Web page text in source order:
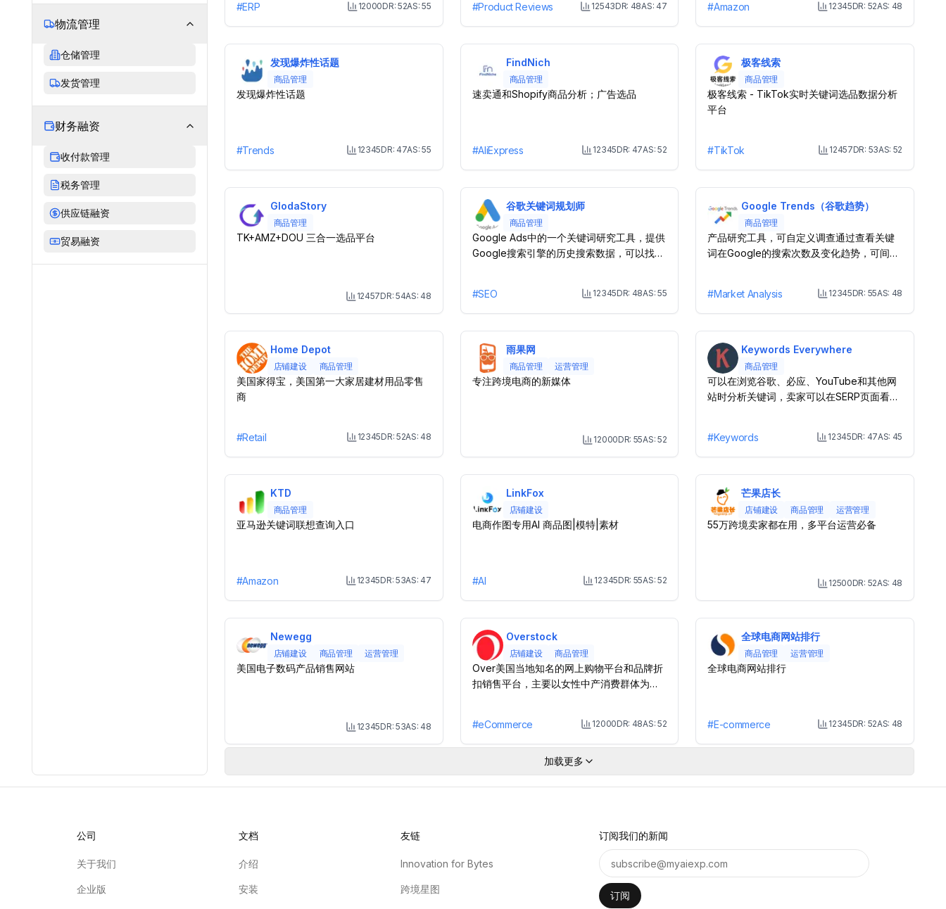
物流管理
仓储管理
发货管理
财务融资
收付款管理
税务管理
供应链融资
贸易融资
#ERP Month Visit
12000DR: 52AS:55 #Product Reviews Month Visit
12543DR: 48AS: 47 #Amazon Month Visit
12345DR: 52AS: 48
发现爆炸性话题
商品管理
发现爆炸性话题
#Trends Month Visit
12345DR: 47AS:55
FindNich
商品管理
速卖通和Shopify商品分析；广告选品
#AliExpress Month Visit
12345DR: 47AS: 52
极客线索
商品管理
极客线索 - TikTok实时关键词选品数据分析
平台
#TikTok Month Visit
12457DR: 53AS: 52
GlodaStory
商品管理
TK+AMZ+DOU 三合一选品平台
Month Visit
12457DR: 54AS: 48
谷歌关键词规划师
商品管理
Google Ads中的一个关键词研究工具，提供
Google搜索引擎的历史搜索数据，可以找到
#SEO Month Visit
12345DR: 48AS: 55
Google Trends（谷歌趋势）
商品管理
产品研究工具，可自定义调查通过查看关键
词在Google的搜索次数及变化趋势，可间接
#Market Analysis Month Visit
12345DR: 55AS: 48
Home Depot
店铺建设 商品管理
美国家得宝，美国第一大家居建材用品零售
商
#Retail Month Visit
12345DR: 52AS: 48
雨果网
商品管理 运营管理
专注跨境电商的新媒体
Month Visit
12000DR: 55AS: 52
Keywords Everywhere
商品管理
可以在浏览谷歌、必应、YouTube和其他网
站时分析关键词，卖家可以在SERP页面看到
#Keywords Month Visit
12345DR: 47AS: 45
KTD
商品管理
亚马逊关键词联想查询入口
#Amazon Month Visit
12345DR: 53AS: 47
LinkFox
店铺建设
电商作图专用AI 商品图|模特|素材
#AI Month Visit
12345DR: 55AS: 52
芒果店长
店铺建设 商品管理 运营管理
55万跨境卖家都在用，多平台运营必备
Month Visit
12500DR: 52AS: 48
Newegg
店铺建设 商品管理 运营管理
美国电子数码产品销售网站
Month Visit
12345DR: 53AS: 48
Overstock
店铺建设 商品管理
Over美国当地知名的网上购物平台和品牌折
扣销售平台，主要以女性中产消费群体为
#eCommerce Month Visit
12000DR: 48AS: 52
全球电商网站排行
商品管理 运营管理
全球电商网站排行
#E-commerce Month Visit
12345DR: 52AS: 48
加载更多
公司
关于我们
企业版
文档
介绍
安装
友链
Innovation for Bytes
跨境星图
订阅我们的新闻
订阅